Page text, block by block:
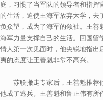
庭，习惯了当军队的领导者和指
的生活，迫使王海军放弃大学，去
负众望，成为了海军的领袖。王善
海军力量支撑自己的生活。回国留
情人第一次见面时，他尖锐地指出
夷的态度让王善魁非常不高兴。
苏联撤走专家后，王善魁推荐
他成了逃兵。王善魁和鲁正伟有所